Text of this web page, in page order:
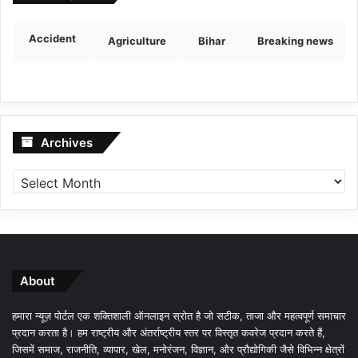
Accident Agriculture Bihar Breaking news
Archives Archives
About
हमारा न्यूज़ पोर्टल एक शक्तिशाली ऑनलाइन स्रोत है जो सटीक, ताजा और महत्वपूर्ण समाचार
प्रदान करता है। हम राष्ट्रीय और अंतर्राष्ट्रीय स्तर पर विस्तृत कवरेज प्रदान करते हैं,
जिसमें समाज, राजनीति, व्यापार, खेल, मनोरंजन, विज्ञान, और प्रौद्योगिकी जैसे विभिन्न क्षेत्रों